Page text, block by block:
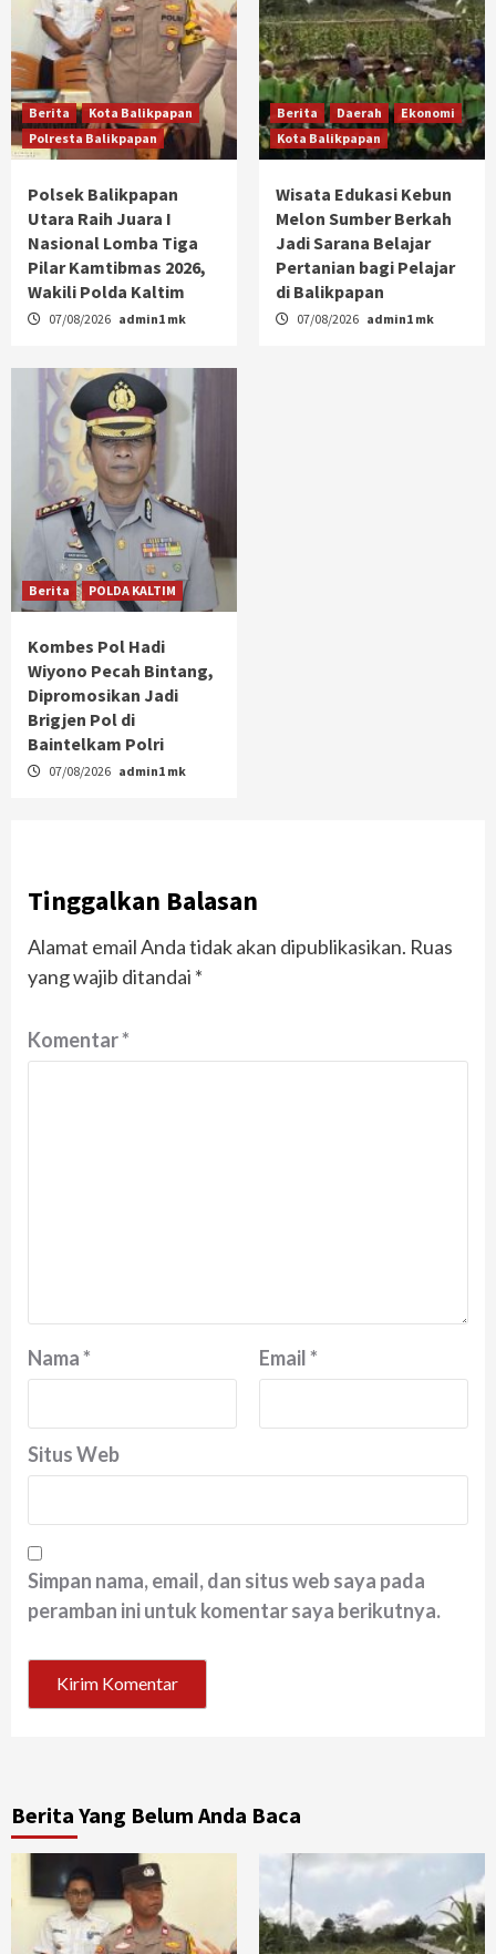
Berita
Kota Balikpapan
Polresta Balikpapan
Polsek Balikpapan
Utara Raih Juara I
Nasional Lomba Tiga
Pilar Kamtibmas 2026,
Wakili Polda Kaltim
07/08/2026 admin1 mk
Berita Daerah
Ekonomi
Kota Balikpapan
Wisata Edukasi Kebun
Melon Sumber Berkah
Jadi Sarana Belajar
Pertanian bagi Pelajar
di Balikpapan
07/08/2026 admin1 mk
Berita POLDA KALTIM
Kombes Pol Hadi
Wiyono Pecah Bintang,
Dipromosikan Jadi
Brigjen Pol di
Baintelkam Polri
07/08/2026 admin1 mk
Tinggalkan Balasan
Alamat email Anda tidak akan dipublikasikan. Ruas
yang wajib ditandai *
Komentar*
Nama* Email*
Situs Web
Simpan nama, email, dan situs web saya pada
peramban ini untuk komentar saya berikutnya.
Berita Yang Belum Anda Baca